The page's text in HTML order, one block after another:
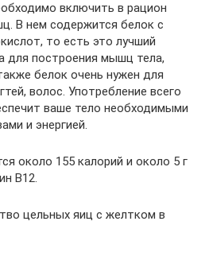
включить в рацион
В нем содержится белок с
то есть это лучший
для построения мышц тела,
белок очень нужен для
волос. Употребление всего
ваше тело необходимыми
и энергией.
около 155 калорий и около 5 г
В12.
цельных яиц с желтком в